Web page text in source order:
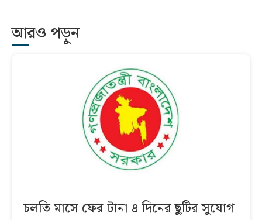
আরও পড়ুন
চলতি মাসে ফের টানা ৪ দিনের ছুটির সুযোগ